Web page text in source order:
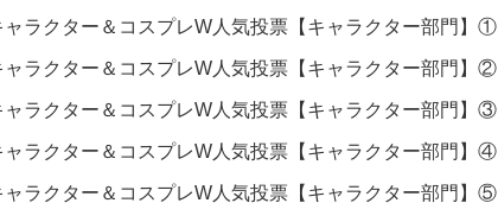
ャラクター＆コスプレW人気投票【キャラクター部門】①
ャラクター＆コスプレW人気投票【キャラクター部門】②
ャラクター＆コスプレW人気投票【キャラクター部門】③
ャラクター＆コスプレW人気投票【キャラクター部門】④
ャラクター＆コスプレW人気投票【キャラクター部門】⑤